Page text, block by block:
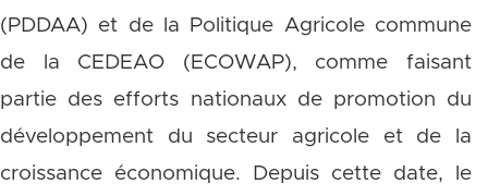
(PDDAA) et de la Politique Agricole commune
de la CEDEAO (ECOWAP), comme faisant
partie des efforts nationaux de promotion du
développement du secteur agricole et de la
croissance économique. Depuis cette date, le